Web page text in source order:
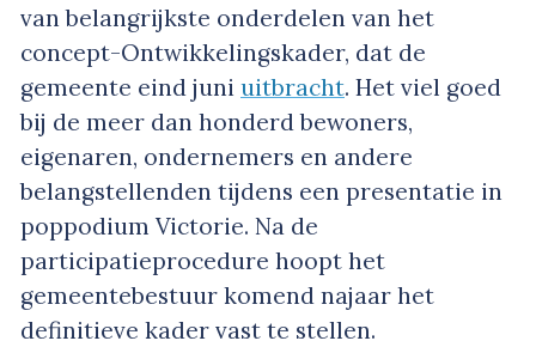
van belangrijkste onderdelen van het
concept-Ontwikkelingskader, dat de
gemeente eind juni uitbracht. Het viel goed
bij de meer dan honderd bewoners,
eigenaren, ondernemers en andere
belangstellenden tijdens een presentatie in
poppodium Victorie. Na de
participatieprocedure hoopt het
gemeentebestuur komend najaar het
definitieve kader vast te stellen.